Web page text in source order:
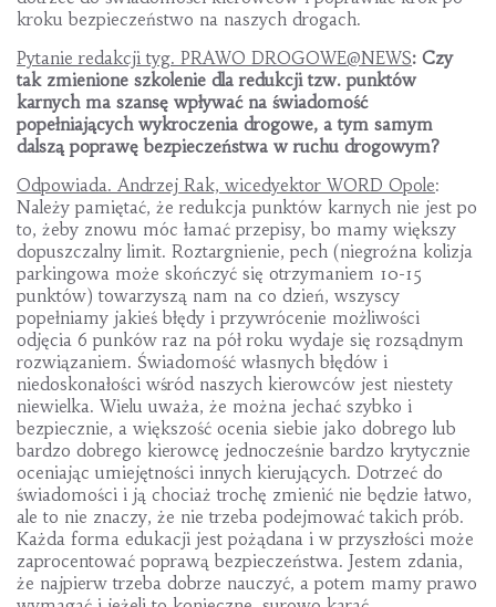
kroku bezpieczeństwo na naszych drogach.
Pytanie redakcji tyg. PRAWO DROGOWE@NEWS: Czy
tak zmienione szkolenie dla redukcji tzw. punktów
karnych ma szansę wpływać na świadomość
popełniających wykroczenia drogowe, a tym samym
dalszą poprawę bezpieczeństwa w ruchu drogowym?
Odpowiada. Andrzej Rak, wicedyektor WORD Opole:
Należy pamiętać, że redukcja punktów karnych nie jest po
to, żeby znowu móc łamać przepisy, bo mamy większy
dopuszczalny limit. Roztargnienie, pech (niegroźna kolizja
parkingowa może skończyć się otrzymaniem 10-15
punktów) towarzyszą nam na co dzień, wszyscy
popełniamy jakieś błędy i przywrócenie możliwości
odjęcia 6 punków raz na pół roku wydaje się rozsądnym
rozwiązaniem. Świadomość własnych błędów i
niedoskonałości wśród naszych kierowców jest niestety
niewielka. Wielu uważa, że można jechać szybko i
bezpiecznie, a większość ocenia siebie jako dobrego lub
bardzo dobrego kierowcę jednocześnie bardzo krytycznie
oceniając umiejętności innych kierujących. Dotrzeć do
świadomości i ją chociaż trochę zmienić nie będzie łatwo,
ale to nie znaczy, że nie trzeba podejmować takich prób.
Każda forma edukacji jest pożądana i w przyszłości może
zaprocentować poprawą bezpieczeństwa. Jestem zdania,
że najpierw trzeba dobrze nauczyć, a potem mamy prawo